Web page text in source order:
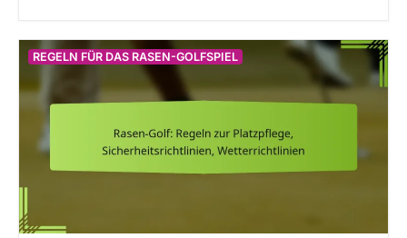
REGELN FÜR DAS RASEN-GOLFSPIEL